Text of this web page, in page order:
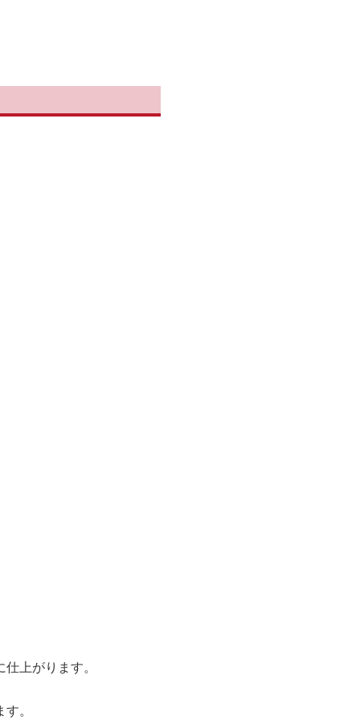
上がります。
。